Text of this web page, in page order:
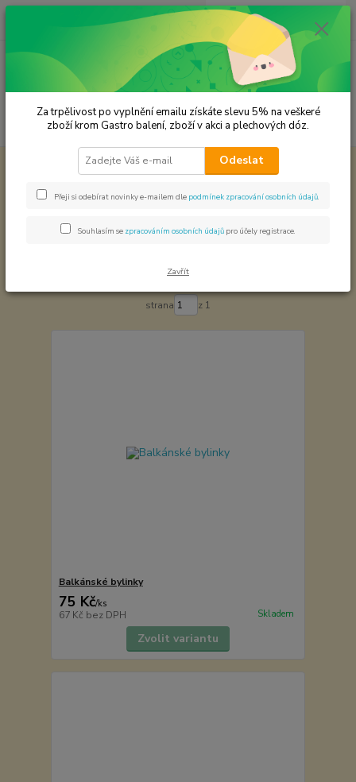
Menu
Hledat
ks
za 0,00 Kč
Premium koření Prémium koření - směs koření
Prémium koření - směs koření
Zobrazuji 1-6 z 6
strana z 1
Balkánské bylinky
75 Kč/ks
67 Kč bez DPH Skladem
Zvolit variantu
Za trpělivost po vyplnění emailu získáte slevu 5% na veškeré
zboží krom Gastro balení, zboží v akci a plechových dóz.
Odeslat
Přeji si odebírat novinky e-mailem dle podmínek zpracování osobních údajů
Souhlasím se zpracováním osobních údajů pro účely registrace.
Zavřít